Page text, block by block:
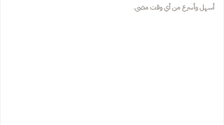
أسهل وأسرع من أي وقت مضى.